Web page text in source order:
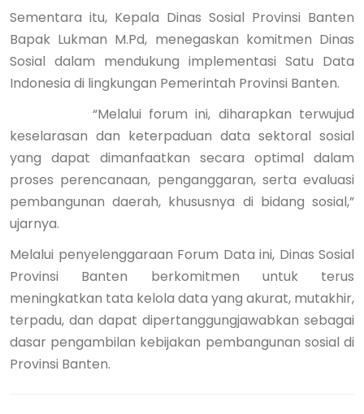
Sementara itu, Kepala Dinas Sosial Provinsi Banten
Bapak Lukman M.Pd, menegaskan komitmen Dinas
Sosial dalam mendukung implementasi Satu Data
Indonesia di lingkungan Pemerintah Provinsi Banten.
“Melalui forum ini, diharapkan terwujud
keselarasan dan keterpaduan data sektoral sosial
yang dapat dimanfaatkan secara optimal dalam
proses perencanaan, penganggaran, serta evaluasi
pembangunan daerah, khususnya di bidang sosial,”
ujarnya.
Melalui penyelenggaraan Forum Data ini, Dinas Sosial
Provinsi Banten berkomitmen untuk terus
meningkatkan tata kelola data yang akurat, mutakhir,
terpadu, dan dapat dipertanggungjawabkan sebagai
dasar pengambilan kebijakan pembangunan sosial di
Provinsi Banten.